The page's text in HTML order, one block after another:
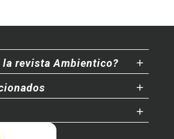
la revista Ambientico?